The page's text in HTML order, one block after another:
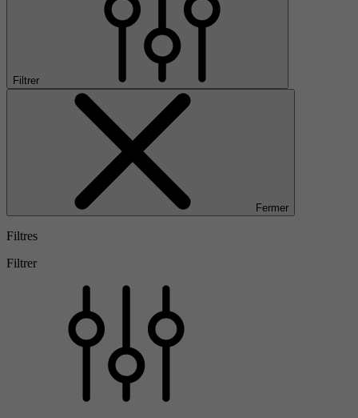
Filtrer
Fermer
Filtres
Filtrer